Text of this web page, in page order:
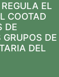
EL
COOTAD
DE
GRUPOS DE
DEL